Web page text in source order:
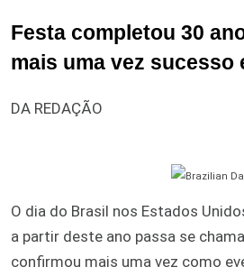
Festa completou 30
mais uma vez sucesso
DA REDAÇÃO
O dia do Brasil nos Estados
a partir deste ano passa se
confirmou mais uma vez como